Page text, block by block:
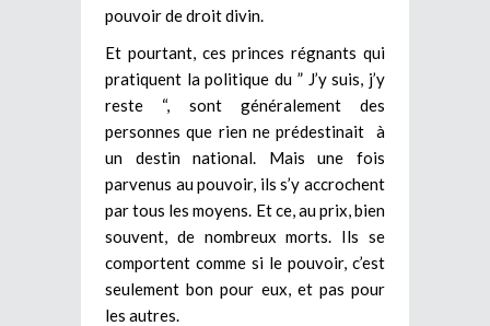
pouvoir de droit divin.
Et pourtant, ces princes régnants qui
pratiquent la politique du ” J’y suis, j’y
reste “, sont généralement des
personnes que rien ne prédestinait à
un destin national. Mais une fois
parvenus au pouvoir, ils s’y accrochent
par tous les moyens. Et ce, au prix, bien
souvent, de nombreux morts. Ils se
comportent comme si le pouvoir, c’est
seulement bon pour eux, et pas pour
les autres.